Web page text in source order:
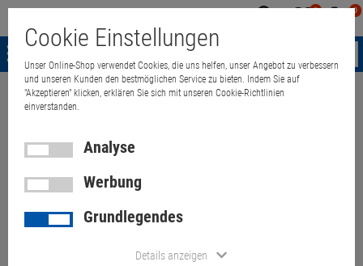
0 0
Menü
Weiter einkaufen
Inside 19" Gehäuse 4HE 6x
5,25" 710mm Tief 5x Lüfter
schwarz Kratzer
Cookie Einstellungen
Unser Online-Shop verwendet Cookies, die uns helfen, unser Angebot zu verbessern
und unseren Kunden den bestmöglichen Service zu bieten. Indem Sie auf
"Akzeptieren" klicken, erklären Sie sich mit unseren Cookie-Richtlinien
einverstanden.
Analyse
Werbung
Grundlegendes
Details anzeigen